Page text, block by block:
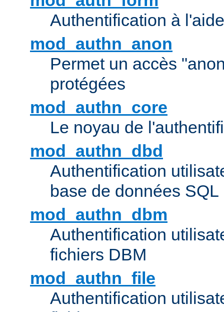
Authentification à
mod_authn_anon
Permet un accès
protégées
mod_authn_core
Le noyau de
mod_authn_dbd
Authentification
base de données SQL
mod_authn_dbm
Authentification
fichiers DBM
mod_authn_file
Authentification